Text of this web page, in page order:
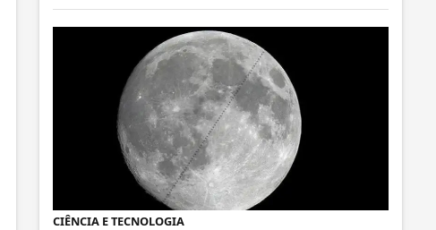
CIÊNCIA E TECNOLOGIA